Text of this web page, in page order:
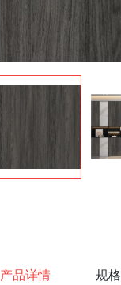
产品详情 规